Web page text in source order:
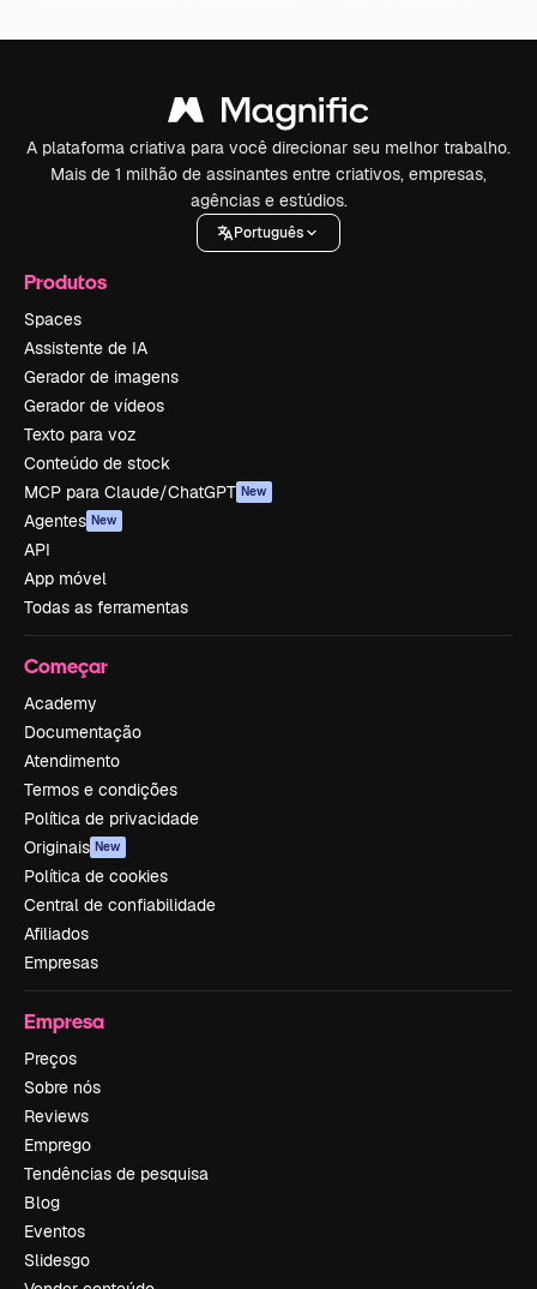
A plataforma criativa para você direcionar seu melhor trabalho.
Mais de 1 milhão de assinantes entre criativos, empresas,
agências e estúdios.
Português
Produtos
Spaces
Assistente de IA
Gerador de imagens
Gerador de vídeos
Texto para voz
Conteúdo de stock
MCP para Claude/ChatGPT New
Agentes New
API
App móvel
Todas as ferramentas
Começar
Academy
Documentação
Atendimento
Termos e condições
Política de privacidade
Originais New
Política de cookies
Central de confiabilidade
Afiliados
Empresas
Empresa
Preços
Sobre nós
Reviews
Emprego
Tendências de pesquisa
Blog
Eventos
Slidesgo